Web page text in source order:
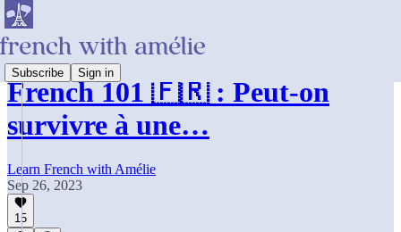
Subscribe Sign in
French 101 🇫🇷 : Peut-on
survivre à une…
Learn French with Amélie
Sep 26, 2023
15